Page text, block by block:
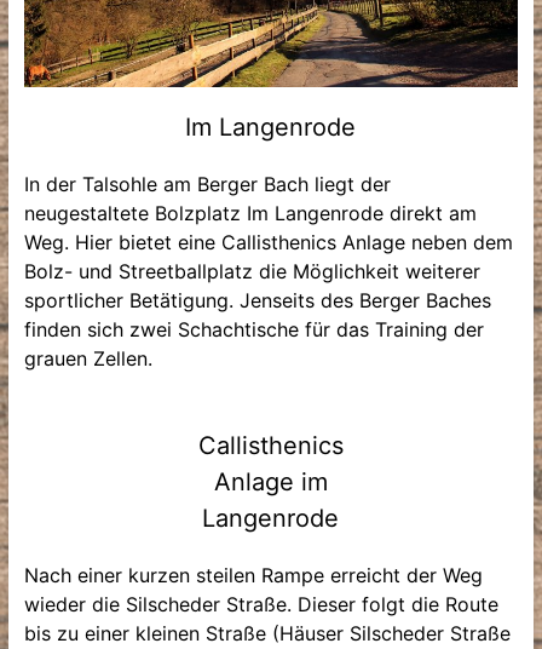
Im Langenrode
In der Talsohle am Berger Bach liegt der
neugestaltete Bolzplatz Im Langenrode direkt am
Weg. Hier bietet eine Callisthenics Anlage neben dem
Bolz- und Streetballplatz die Möglichkeit weiterer
sportlicher Betätigung. Jenseits des Berger Baches
finden sich zwei Schachtische für das Training der
grauen Zellen.
Callisthenics
Anlage im
Langenrode
Nach einer kurzen steilen Rampe erreicht der Weg
wieder die Silscheder Straße. Dieser folgt die Route
bis zu einer kleinen Straße (Häuser Silscheder Straße